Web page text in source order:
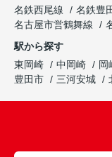
名鉄西尾線
名鉄豊
名古屋市営鶴舞線
駅から探す
東岡崎
中岡崎 岡
豊田市
三河安城